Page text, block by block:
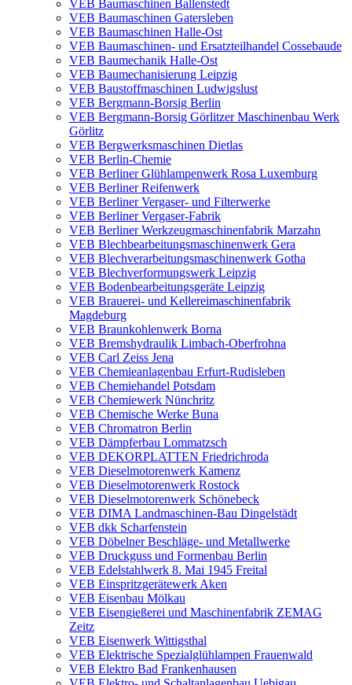
VEB Baumaschinen Ballenstedt
VEB Baumaschinen Gatersleben
VEB Baumaschinen Halle-Ost
VEB Baumaschinen- und Ersatzteilhandel Cossebaude
VEB Baumechanik Halle-Ost
VEB Baumechanisierung Leipzig
VEB Baustoffmaschinen Ludwigslust
VEB Bergmann-Borsig Berlin
VEB Bergmann-Borsig Görlitzer Maschinenbau Werk
Görlitz
VEB Bergwerksmaschinen Dietlas
VEB Berlin-Chemie
VEB Berliner Glühlampenwerk Rosa Luxemburg
VEB Berliner Reifenwerk
VEB Berliner Vergaser- und Filterwerke
VEB Berliner Vergaser-Fabrik
VEB Berliner Werkzeugmaschinenfabrik Marzahn
VEB Blechbearbeitungsmaschinenwerk Gera
VEB Blechverarbeitungsmaschinenwerk Gotha
VEB Blechverformungswerk Leipzig
VEB Bodenbearbeitungsgeräte Leipzig
VEB Brauerei- und Kellereimaschinenfabrik
Magdeburg
VEB Braunkohlenwerk Borna
VEB Bremshydraulik Limbach-Oberfrohna
VEB Carl Zeiss Jena
VEB Chemieanlagenbau Erfurt-Rudisleben
VEB Chemiehandel Potsdam
VEB Chemiewerk Nünchritz
VEB Chemische Werke Buna
VEB Chromatron Berlin
VEB Dämpferbau Lommatzsch
VEB DEKORPLATTEN Friedrichroda
VEB Dieselmotorenwerk Kamenz
VEB Dieselmotorenwerk Rostock
VEB Dieselmotorenwerk Schönebeck
VEB DIMA Landmaschinen-Bau Dingelstädt
VEB dkk Scharfenstein
VEB Döbelner Beschläge- und Metallwerke
VEB Druckguss und Formenbau Berlin
VEB Edelstahlwerk 8. Mai 1945 Freital
VEB Einspritzgerätewerk Aken
VEB Eisenbau Mölkau
VEB Eisengießerei und Maschinenfabrik ZEMAG
Zeitz
VEB Eisenwerk Wittigsthal
VEB Elektrische Spezialglühlampen Frauenwald
VEB Elektro Bad Frankenhausen